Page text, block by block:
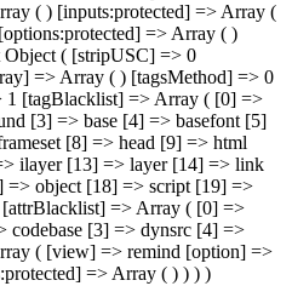
( ) [inputs:protected] => Array (
=> Array ( )
( [stripUSC] => 0
=> Array ( ) [tagsMethod] => 0
[tagBlacklist] => Array ( [0] =>
[3] => base [4] => basefont [5]
[8] => head [9] => html
ilayer [13] => layer [14] => link
=> object [18] => script [19] =>
=> Array ( [0] =>
codebase [3] => dynsrc [4] =>
( [view] => remind [option] =>
=> Array ( ) ) ) )